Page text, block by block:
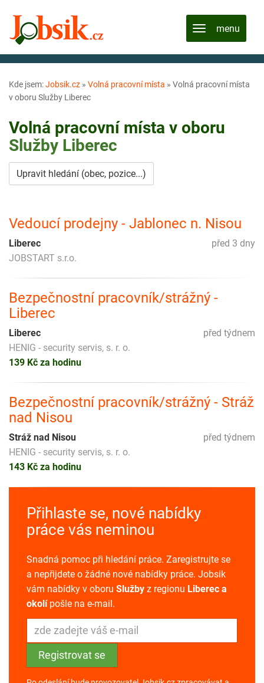
Kde jsem:Jobsik.cz » Volná pracovní místa » Volná pracovní místa
v oboru Služby Liberec
Volná pracovní místa v oboru
Služby Liberec
Upravit hledání (obec, pozice...)
Vedoucí prodejny - Jablonec n. Nisou
před 3 dny
Liberec
JOBSTART s.r.o.
Bezpečnostní pracovník/strážný -
Liberec
před týdnem
Liberec
HENIG - security servis, s. r. o.
139 Kč za hodinu
Bezpečnostní pracovník/strážný - Stráž
nad Nisou
před týdnem
Stráž nad Nisou
HENIG - security servis, s. r. o.
143 Kč za hodinu
Přihlaste se, nové nabídky
práce vás neminou
Snadná pomoc při hledání práce. Zaregistrujte se
a nepřijdete o žádné nové nabídky práce. Jobsik
vám nabídky v oboru Služby z regionu Liberec a
okolípošle na e-mail.